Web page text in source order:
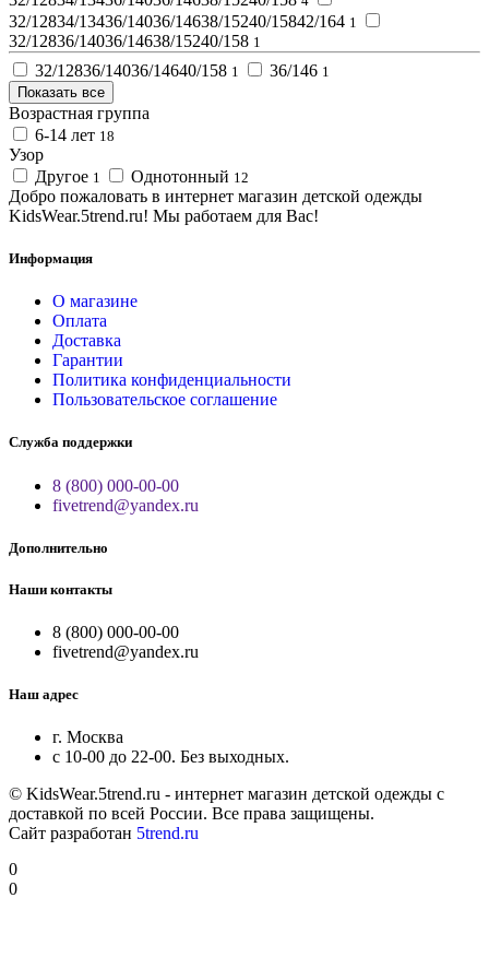
32/12834/13436/14036/14638/15240/15842/164 1
32/12836/14036/14638/15240/158 1
32/12836/14036/14640/158 1 36/146 1
Показать все
Возрастная группа
6-14 лет 18
Узор
Другое 1 Однотонный 12
Добро пожаловать в интернет магазин детской одежды
KidsWear.5trend.ru! Мы работаем для Вас!
Информация
О магазине
Оплата
Доставка
Гарантии
Политика конфиденциальности
Пользовательское соглашение
Служба поддержки
8 (800) 000-00-00
fivetrend@yandex.ru
Дополнительно
Наши контакты
8 (800) 000-00-00
fivetrend@yandex.ru
Наш адрес
г. Москва
с 10-00 до 22-00. Без выходных.
© KidsWear.5trend.ru - интернет магазин детской одежды с
доставкой по всей России. Все права защищены.
Сайт разработан 5trend.ru
0
0